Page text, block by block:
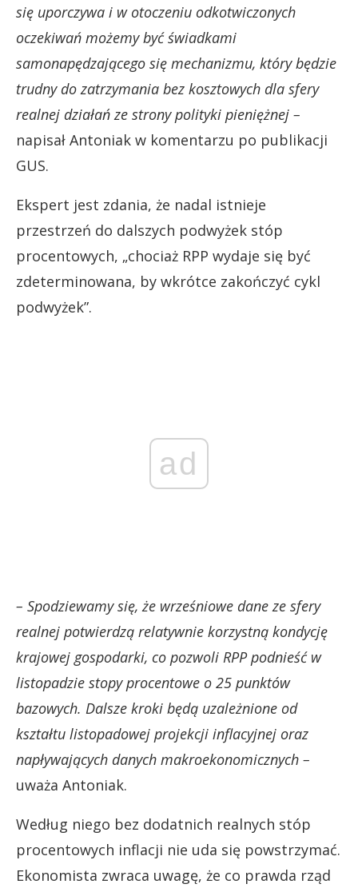
się uporczywa i w otoczeniu odkotwiczonych
oczekiwań możemy być świadkami
samonapędzającego się mechanizmu, który będzie
trudny do zatrzymania bez kosztowych dla sfery
realnej działań ze strony polityki pieniężnej –
napisał Antoniak w komentarzu po publikacji
GUS.
Ekspert jest zdania, że nadal istnieje
przestrzeń do dalszych podwyżek stóp
procentowych, „chociaż RPP wydaje się być
zdeterminowana, by wkrótce zakończyć cykl
podwyżek”.
ad
– Spodziewamy się, że wrześniowe dane ze sfery
realnej potwierdzą relatywnie korzystną kondycję
krajowej gospodarki, co pozwoli RPP podnieść w
listopadzie stopy procentowe o 25 punktów
bazowych. Dalsze kroki będą uzależnione od
kształtu listopadowej projekcji inflacyjnej oraz
napływających danych makroekonomicznych –
uważa Antoniak.
Według niego bez dodatnich realnych stóp
procentowych inflacji nie uda się powstrzymać.
Ekonomista zwraca uwagę, że co prawda rząd